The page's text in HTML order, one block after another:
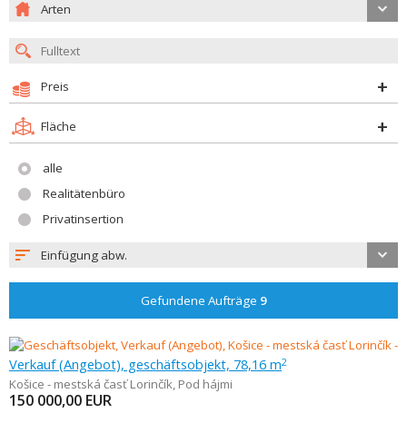
Arten
Preis
Fläche
alle
Realitätenbüro
Privatinsertion
Einfügung abw.
Gefundene Aufträge 9
Verkauf (Angebot), geschäftsobjekt, 78,16 m2
Košice - mestská časť Lorinčík, Pod hájmi
150 000,00 EUR